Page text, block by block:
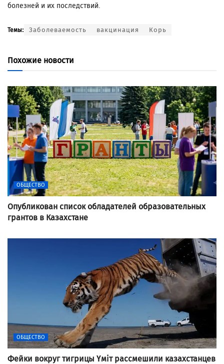
болезней и их последствий.
Темы: Заболеваемость вакцинация Корь
Похожие новости
ОБЩЕСТВО
Опубликован список обладателей образовательных
грантов в Казахстане
ОБЩЕСТВО
Фейки вокруг тигрицы Үміт рассмешили казахстанцев